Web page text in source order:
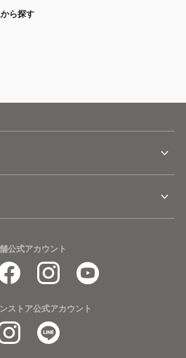
ら探す
公式アカウント
ストア公式アカウント